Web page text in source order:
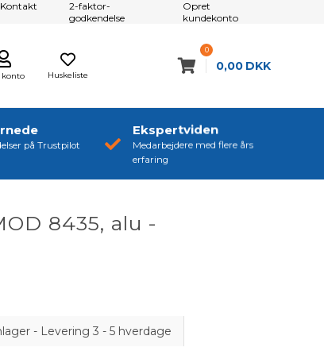
Kontakt
2-faktor-
godkendelse
Opret
kundekonto
Huskeliste
0
0,00 DKK
på Trustpilot
Ekspertviden
Medarbejdere med flere års
erfaring
8435, alu -
- Levering 3 - 5 hverdage